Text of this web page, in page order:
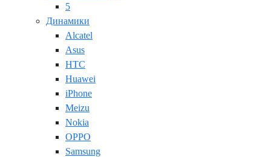
5
Динамики
Alcatel
Asus
HTC
Huawei
iPhone
Meizu
Nokia
OPPO
Samsung